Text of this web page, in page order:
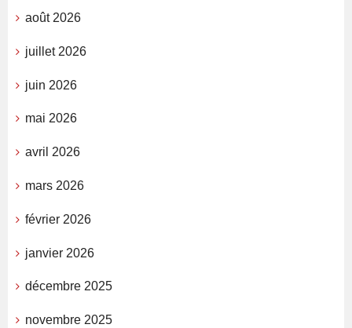
août 2026
juillet 2026
juin 2026
mai 2026
avril 2026
mars 2026
février 2026
janvier 2026
décembre 2025
novembre 2025